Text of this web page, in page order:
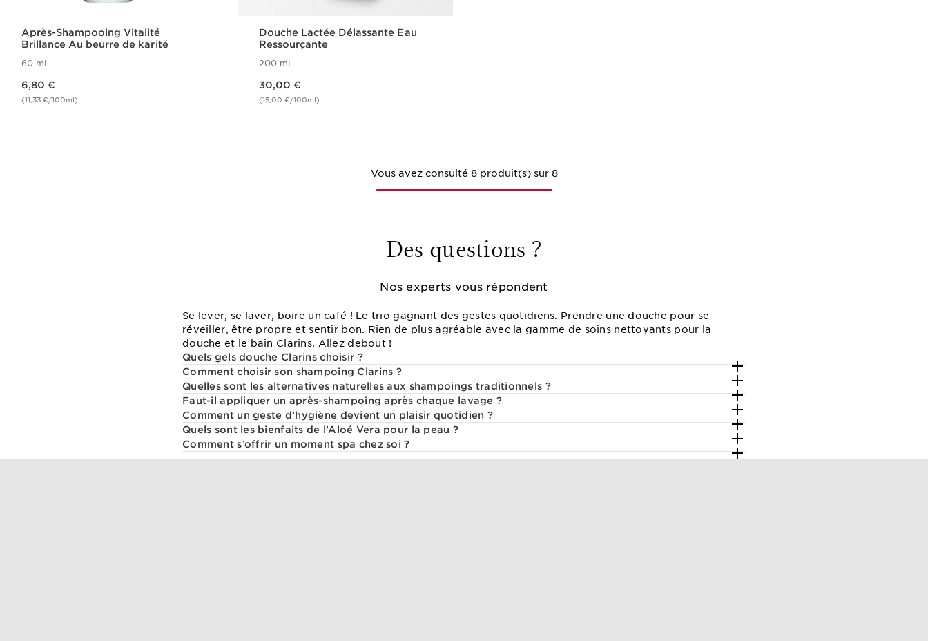
Après-Shampooing Vitalité
Brillance Au beurre de karité
60 ml
6,80 €
(11,33 €/100ml)
Douche Lactée Délassante Eau
Ressourçante
200 ml
30,00 €
(15,00 €/100ml)
Vous avez consulté 8 produit(s) sur 8
Des questions ?
Nos experts vous répondent
Se lever, se laver, boire un café ! Le trio gagnant des gestes quotidiens. Prendre une douche pour se
réveiller, être propre et sentir bon. Rien de plus agréable avec la gamme de soins nettoyants pour la
douche et le bain Clarins. Allez debout !
Quels gels douche Clarins choisir ?
Comment choisir son shampoing Clarins ?
Quelles sont les alternatives naturelles aux shampoings traditionnels ?
Faut-il appliquer un après-shampoing après chaque lavage ?
Comment un geste d’hygiène devient un plaisir quotidien ?
Quels sont les bienfaits de l’Aloé Vera pour la peau ?
Comment s’offrir un moment spa chez soi ?